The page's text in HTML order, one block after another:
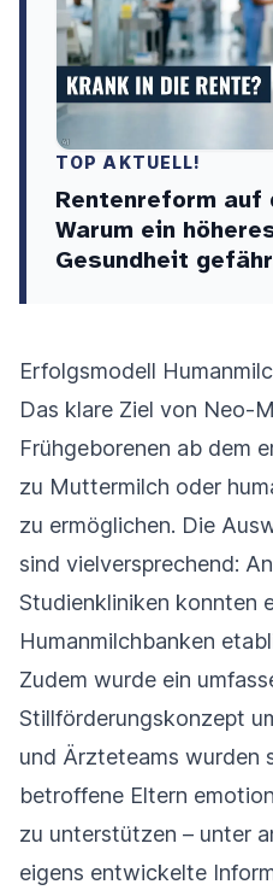
TOP AKTUELL!
Rentenreform auf
Warum ein
Gesundheit
Erfolgsmodell
Das klare Ziel von Neo-
Frühgeborenen ab dem
zu Muttermilch oder
zu ermöglichen. Die
sind vielversprechend:
Studienkliniken konnten
Humanmilchbanken
Zudem wurde ein
Stillförderungskonzept
und Ärzteteams wurden
betroffene Eltern
zu unterstützen – unter
eigens entwickelte